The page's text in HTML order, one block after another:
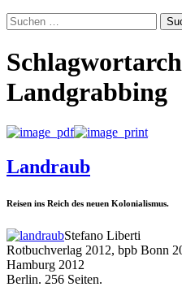
Suchen
nach:
Landgrabbing
Landraub
Reisen ins Reich des neuen Kolonialismus.
Stefano Liberti
Rotbuchverlag 2012, bpb Bonn
Hamburg 2012
Berlin. 256 Seiten.